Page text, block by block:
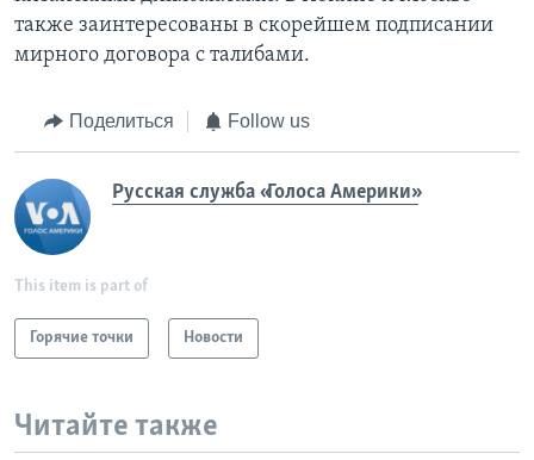
также заинтересованы в скорейшем подписании
мирного договора с талибами.
Поделиться Follow us
Русская служба «Голоса Америки»
This item is part of
Горячие точки Новости
Читайте также